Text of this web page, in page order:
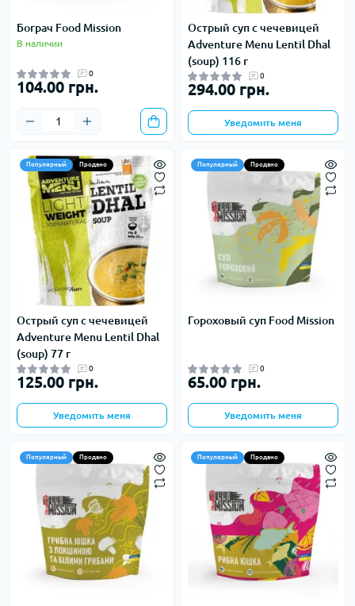
Бограч Food Mission
В наличии
0
104.00 грн.
Острый суп с чечевицей
Adventure Menu Lentil Dhal
(soup) 116 г
0
294.00 грн.
Уведомить меня
Популярный Продано
Острый суп с чечевицей
Adventure Menu Lentil Dhal
(soup) 77 г
0
125.00 грн.
Уведомить меня
Популярный Продано
Гороховый суп Food Mission
0
65.00 грн.
Уведомить меня
Популярный Продано Популярный Продано